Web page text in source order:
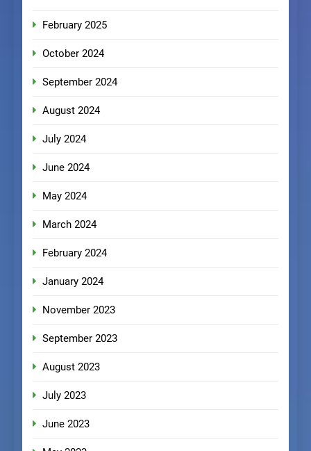
February 2025
October 2024
September 2024
August 2024
July 2024
June 2024
May 2024
March 2024
February 2024
January 2024
November 2023
September 2023
August 2023
July 2023
June 2023